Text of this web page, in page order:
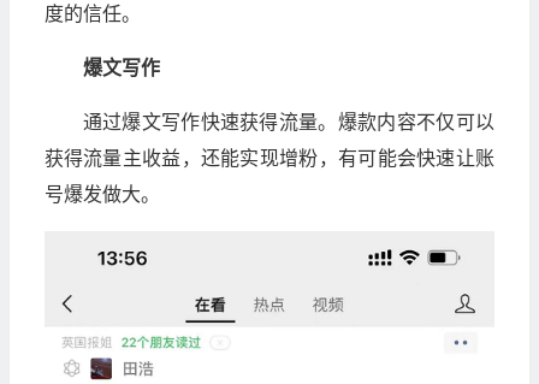
度的信任。
爆文写作
通过爆文写作快速获得流量。爆款内容不仅可以
获得流量主收益，还能实现增粉，有可能会快速让账
号爆发做大。